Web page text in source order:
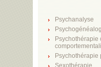
Psychanalyse
Psychothérapie
Psychothérapie
Sexothérapie